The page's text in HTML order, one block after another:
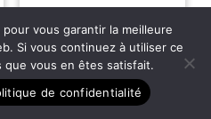
BAMMI 8 Affiches
Éducatives 30x42cm
– Posters
Pédagogiques
PACK COMPLET POUR
vous garantir la meilleure
Si vous continuez à utiliser ce
vous en êtes satisfait.
de confidentialité